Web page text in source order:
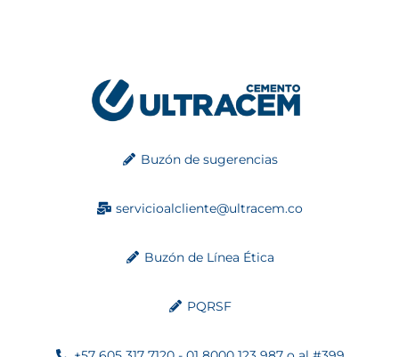
Buzón de sugerencias
servicioalcliente@ultracem.co
Buzón de Línea Ética
PQRSF